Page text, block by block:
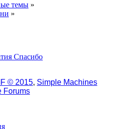
темы »
»
Спасибо
© 2015, Simple Machines
Forums